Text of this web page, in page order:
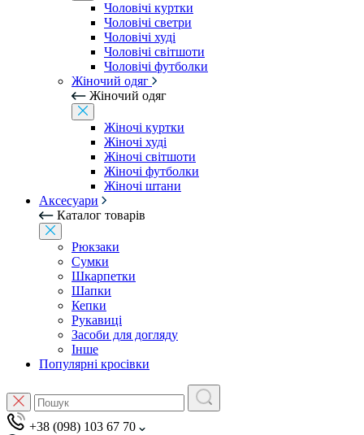
Чоловічі куртки
Чоловічі светри
Чоловічі худі
Чоловічі світшоти
Чоловічі футболки
Жіночий одяг
Жіночий одяг
Жіночі куртки
Жіночі худі
Жіночі світшоти
Жіночі футболки
Жіночі штани
Аксесуари
Каталог товарів
Рюкзаки
Сумки
Шкарпетки
Шапки
Кепки
Рукавиці
Засоби для догляду
Інше
Популярні кросівки
+38 (098) 103 67 70